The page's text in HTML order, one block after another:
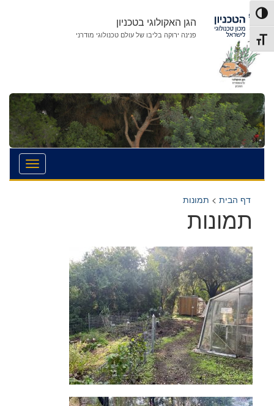
דלג
לתוכן
דלג
לניווט
הפעל/כבה ניגודיות גבוהה
מתג גודל גופן
הגן האקולוגי בטכניון
פנינה ירוקה בליבו של עולם טכנולוגי מודרני
דף הבית > תמונות
תמונות